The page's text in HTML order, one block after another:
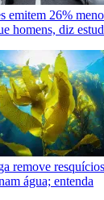
emitem 26%
homens, diz
remove
água; entenda